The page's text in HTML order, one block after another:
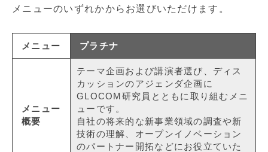
メニューのいずれかからお選びいただけます。
メニュー プラチナ
メニュー
概要
テーマ企画および講演者選び、ディス
カッションのアジェンダ企画に
GLOCOM研究員とともに取り組むメニ
ューです。
自社の将来的な新事業領域の調査や新
技術の理解、オープンイノベーション
のパートナー開拓などにお役立ていた